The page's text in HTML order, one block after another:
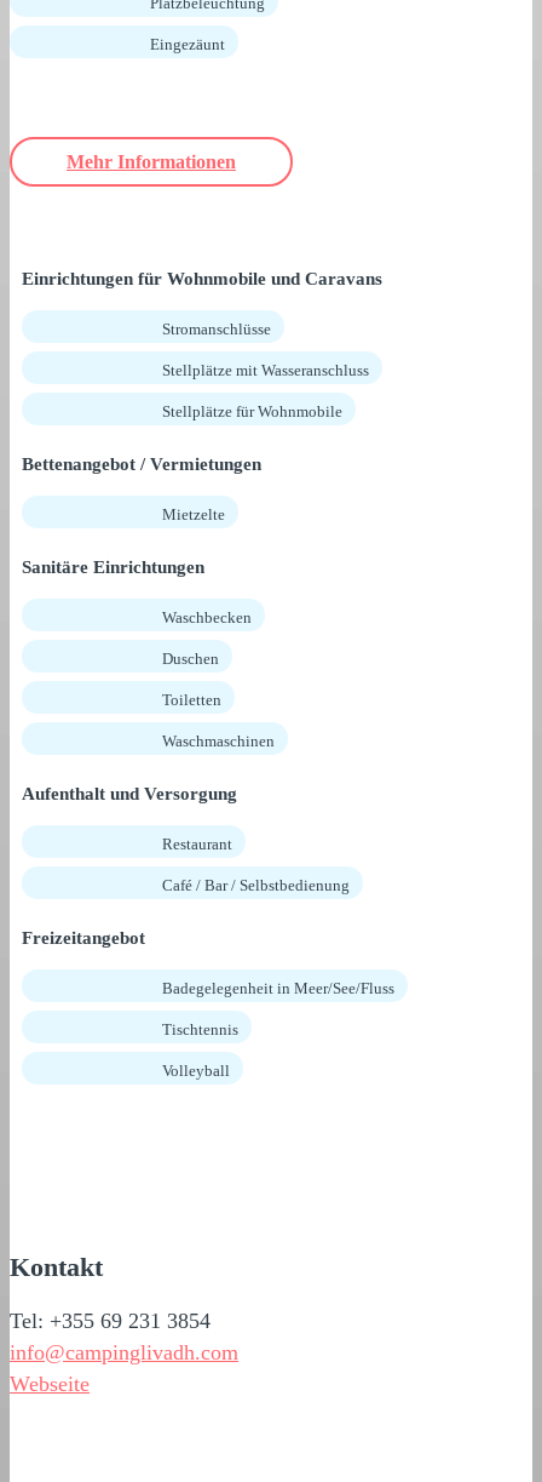
Eingezäunt
Mehr Informationen
Einrichtungen für Wohnmobile und Caravans
Stromanschlüsse
Stellplätze mit Wasseranschluss
Stellplätze für Wohnmobile
Bettenangebot / Vermietungen
Mietzelte
Sanitäre Einrichtungen
Waschbecken
Duschen
Toiletten
Waschmaschinen
Aufenthalt und Versorgung
Restaurant
Café / Bar / Selbstbedienung
Freizeitangebot
Badegelegenheit in Meer/See/Fluss
Tischtennis
Volleyball
Kontakt
Tel: +355 69 231 3854
info@campinglivadh.com
Webseite